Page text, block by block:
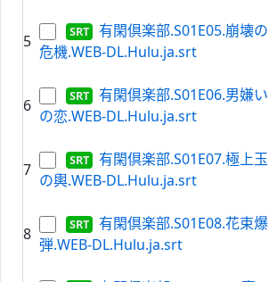
5
有閑倶楽部.S01E05.崩壊の
危機.WEB-DL.Hulu.ja.srt
6
有閑倶楽部.S01E06.男嫌い
の恋.WEB-DL.Hulu.ja.srt
7
有閑倶楽部.S01E07.極上玉
の輿.WEB-DL.Hulu.ja.srt
8
有閑倶楽部.S01E08.花束爆
弾.WEB-DL.Hulu.ja.srt